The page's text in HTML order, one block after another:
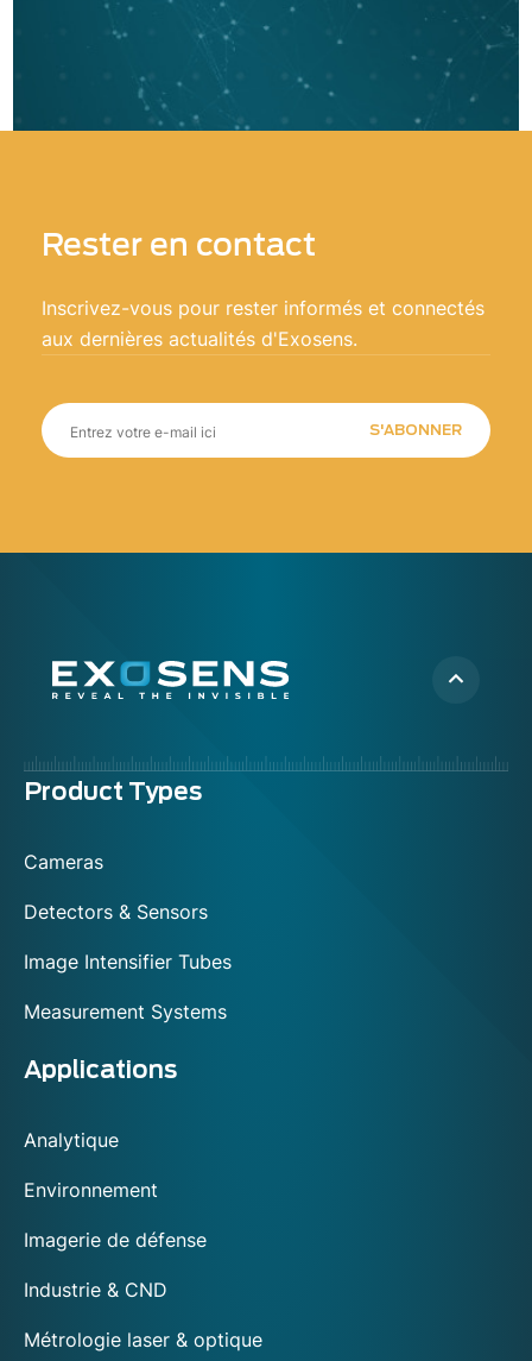
Rester en contact
Inscrivez-vous pour rester informés et connectés
aux dernières actualités d'Exosens.
S'ABONNER
Menu
Product Types
Cameras
Detectors & Sensors
Image Intensifier Tubes
Measurement Systems
Applications
Analytique
Environnement
Imagerie de défense
Industrie & CND
Métrologie laser & optique